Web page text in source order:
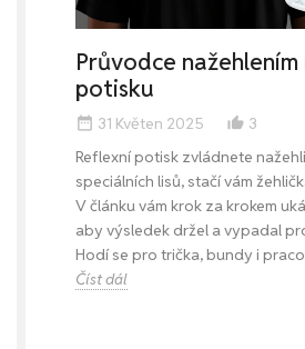
Průvodce
potisku
date_range 31 Květen 2025 thumb_up_alt 3
Reflexní potisk zvládnete
speciálních lisů, stačí vám
V článku vám krok za krokem
aby výsledek držel a vypadal
Hodí se pro trička, bundy i
Číst dál